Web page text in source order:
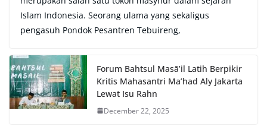
Islam Indonesia. Seorang ulama yang sekaligus
pengasuh Pondok Pesantren Tebuireng,
Forum Bahtsul Masā’il Latih Berpikir
Kritis Mahasantri Ma’had Aly Jakarta
Lewat Isu Rahn
December 22, 2025